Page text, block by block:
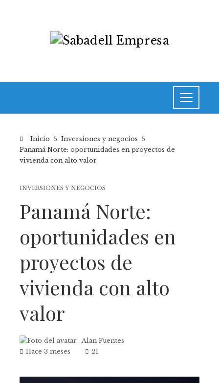
Inicio
Inversiones y negocios
Panamá Norte: oportunidades en proyectos de
vivienda con alto valor
INVERSIONES Y NEGOCIOS
Panamá Norte:
oportunidades en
proyectos de
vivienda con alto
valor
Alan Fuentes
Hace 3 meses
21